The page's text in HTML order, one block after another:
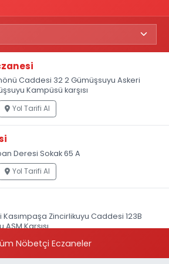
Caddesi 32 2 Gümüşsuyu Askeri
Kampüsü karşısı
Yol Tarifi Al
Deresi Sokak 65 A
Yol Tarifi Al
Zincirlikuyu Caddesi 123B
Karşısı
Yol Tarifi Al
Nöbetçi Eczaneler